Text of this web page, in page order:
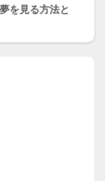
を見る方法と